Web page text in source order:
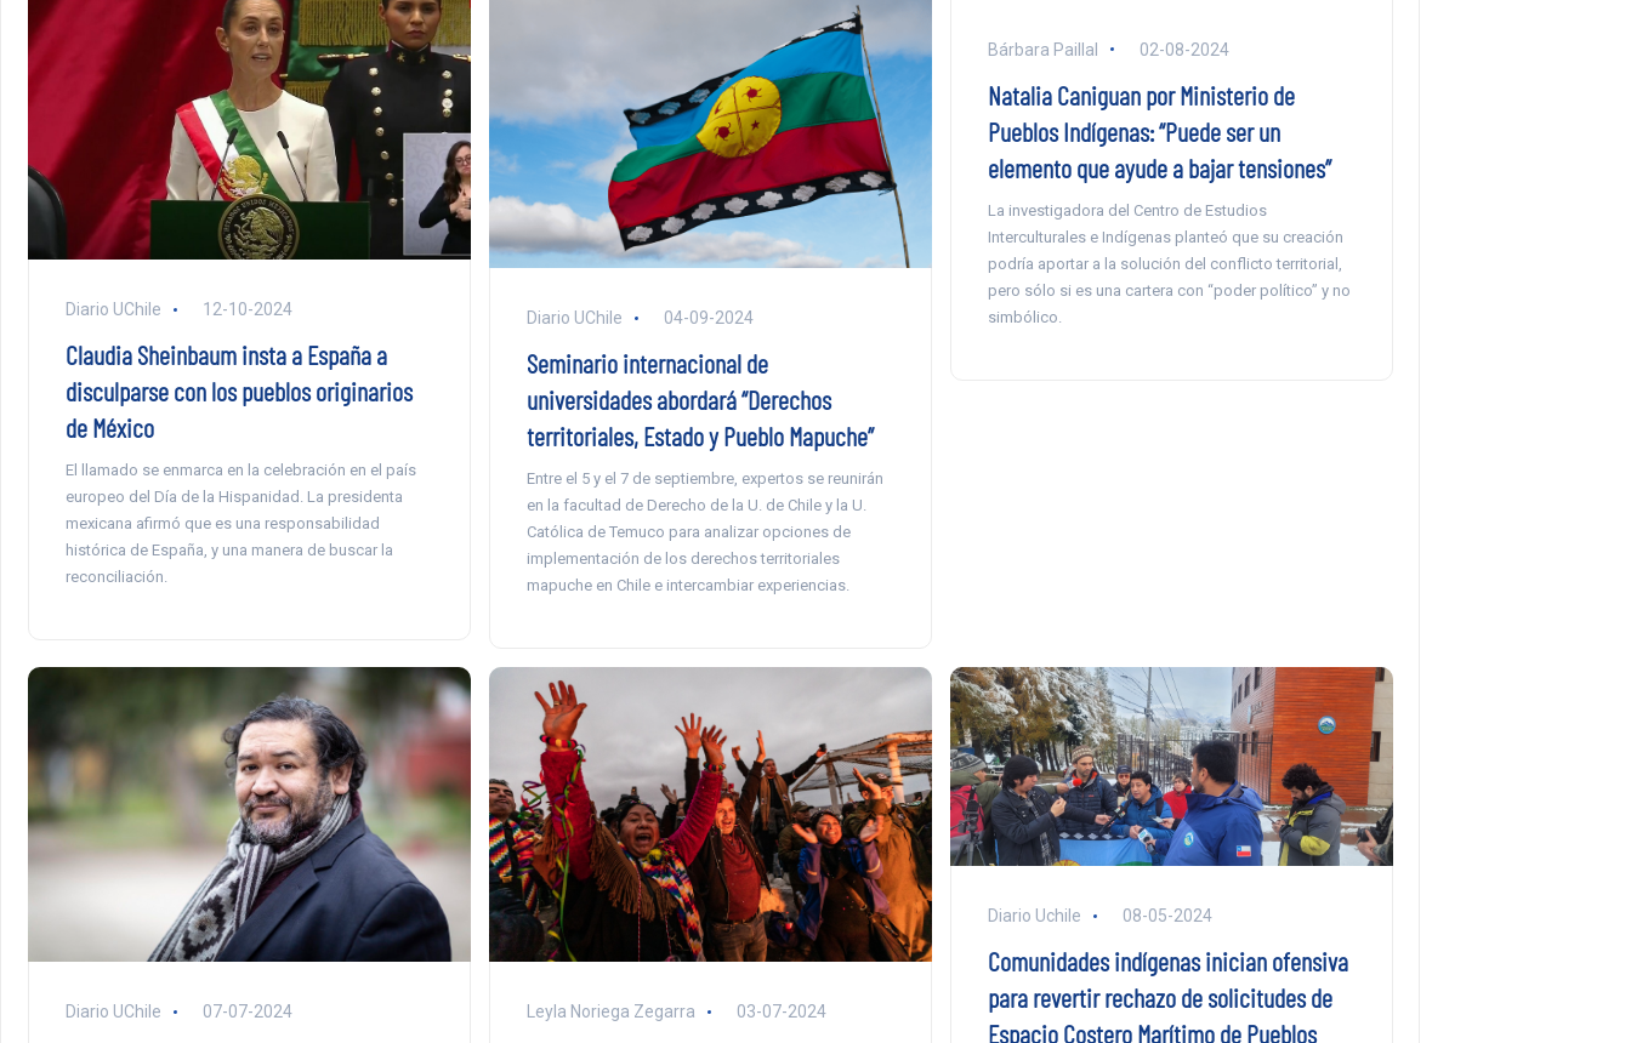
Diario UChile 12-10-2024
Claudia Sheinbaum insta a España a
disculparse con los pueblos originarios
de México
El llamado se enmarca en la celebración en el país
europeo del Día de la Hispanidad. La presidenta
mexicana afirmó que es una responsabilidad
histórica de España, y una manera de buscar la
reconciliación.
Diario UChile 04-09-2024
Seminario internacional de
universidades abordará “Derechos
territoriales, Estado y Pueblo Mapuche”
Entre el 5 y el 7 de septiembre, expertos se reunirán
en la facultad de Derecho de la U. de Chile y la U.
Católica de Temuco para analizar opciones de
implementación de los derechos territoriales
mapuche en Chile e intercambiar experiencias.
Bárbara Paillal 02-08-2024
Natalia Caniguan por Ministerio de
Pueblos Indígenas: “Puede ser un
elemento que ayude a bajar tensiones”
La investigadora del Centro de Estudios
Interculturales e Indígenas planteó que su creación
podría aportar a la solución del conflicto territorial,
pero sólo si es una cartera con “poder político” y no
simbólico.
Diario UChile 07-07-2024 Leyla Noriega Zegarra 03-07-2024
Diario Uchile 08-05-2024
Comunidades indígenas inician ofensiva
para revertir rechazo de solicitudes de
Espacio Costero Marítimo de Pueblos